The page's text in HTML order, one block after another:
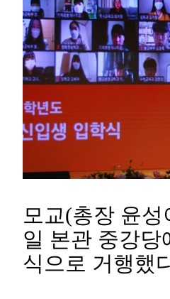
이사장 인사말
총동창
모교(총장 윤성
일 본관 중강
식으로 거행했